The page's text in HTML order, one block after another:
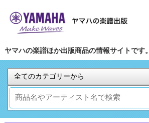
ヤマハの楽譜ほか出版商品の情報サイトです。